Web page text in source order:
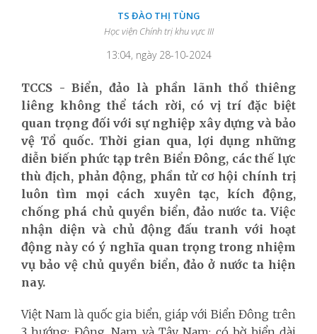
TS ĐÀO THỊ TÙNG
Học viện Chính trị khu vực III
13:04, ngày 28-10-2024
TCCS - Biển, đảo là phần lãnh thổ thiêng
liêng không thể tách rời, có vị trí đặc biệt
quan trọng đối với sự nghiệp xây dựng và bảo
vệ Tổ quốc. Thời gian qua, lợi dụng những
diễn biến phức tạp trên Biển Đông, các thế lực
thù địch, phản động, phần tử cơ hội chính trị
luôn tìm mọi cách xuyên tạc, kích động,
chống phá chủ quyền biển, đảo nước ta. Việc
nhận diện và chủ động đấu tranh với hoạt
động này có ý nghĩa quan trọng trong nhiệm
vụ bảo vệ chủ quyền biển, đảo ở nước ta hiện
nay.
Việt Nam là quốc gia biển, giáp với Biển Đông trên